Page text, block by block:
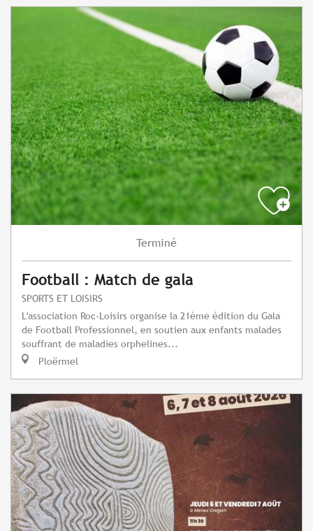
Terminé
Football : Match de gala
SPORTS ET LOISIRS
L'association Roc-Loisirs organise la 21ème édition du Gala
de Football Professionnel, en soutien aux enfants malades
souffrant de maladies orphelines...
Ploërmel